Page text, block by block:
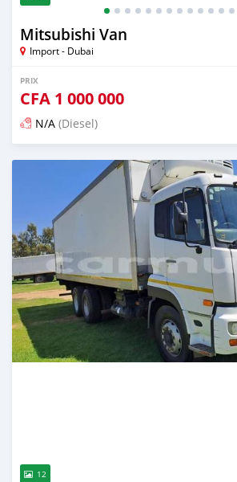
Mitsubishi Van
Import - Dubai
PRIX
CFA 1 000 000
N/A (Diesel)
Publié il y a plus de 2 ans
12